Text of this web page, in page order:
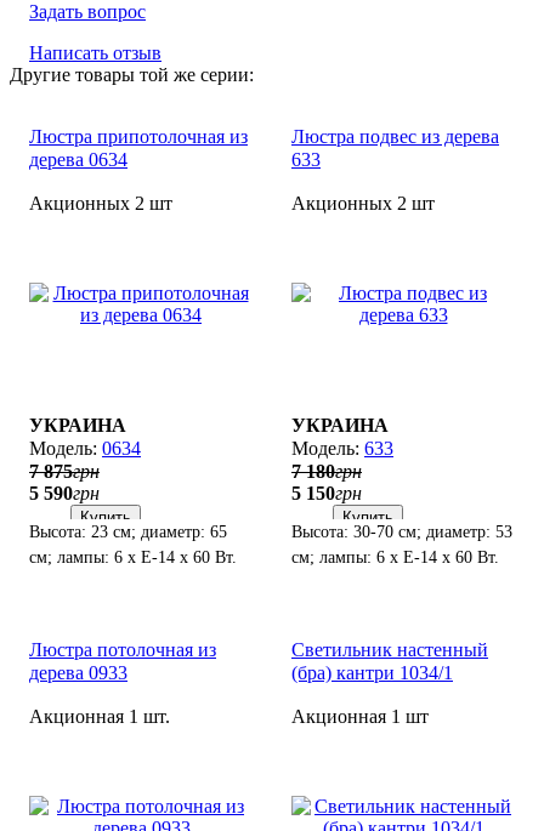
Задать вопрос
Написать отзыв
Другие товары той же серии:
Люстра припотолочная из
дерева 0634
Акционных 2 шт
УКРАИНА
0634
7 875грн
5 590грн
Купить
Высота: 23 см; диаметр: 65
см; лампы: 6 х Е-14 х 60 Вт.
Люстра подвес из дерева
633
Акционных 2 шт
УКРАИНА
633
7 180грн
5 150грн
Купить
Высота: 30-70 см; диаметр: 53
см; лампы: 6 х Е-14 х 60 Вт.
Люстра потолочная из
дерева 0933
Акционная 1 шт.
Светильник настенный
(бра) кантри 1034/1
Акционная 1 шт